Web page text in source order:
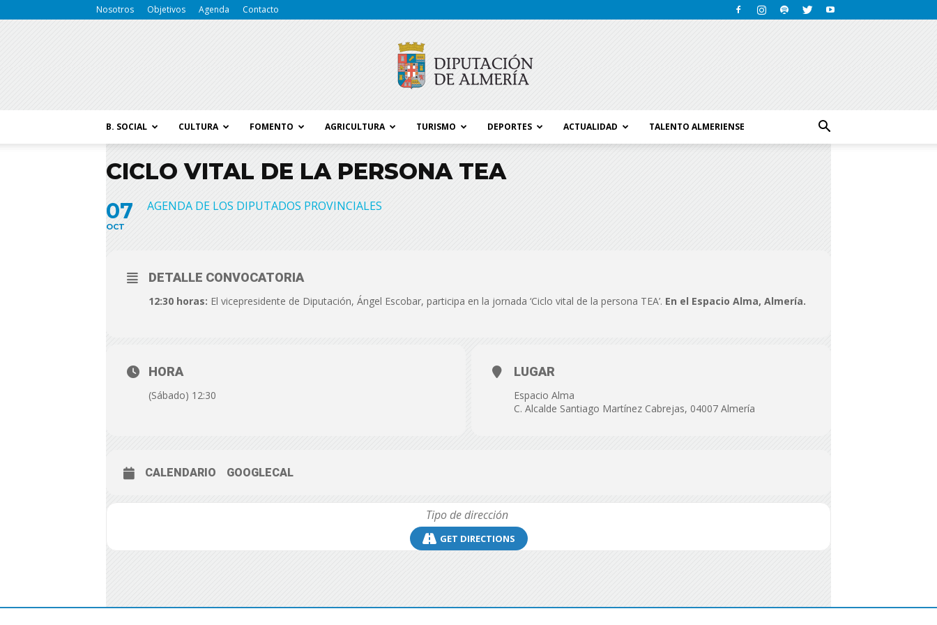
Nosotros Objetivos Agenda Contacto
B. SOCIAL CULTURA FOMENTO AGRICULTURA TURISMO DEPORTES ACTUALIDAD TALENTO ALMERIENSE
CICLO VITAL DE LA PERSONA TEA
07
OCT
AGENDA DE LOS DIPUTADOS PROVINCIALES
DETALLE CONVOCATORIA
12:30 horas: El vicepresidente de Diputación, Ángel Escobar, participa en la jornada ‘Ciclo vital de la persona TEA’. En el Espacio Alma, Almería.
HORA
(Sábado) 12:30
LUGAR
Espacio Alma
C. Alcalde Santiago Martínez Cabrejas, 04007 Almería
CALENDARIO GOOGLECAL
GET DIRECTIONS